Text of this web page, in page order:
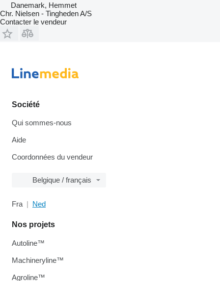
Danemark, Hemmet
Chr. Nielsen - Tingheden A/S
Contacter le vendeur
Société
Qui sommes-nous
Aide
Coordonnées du vendeur
Belgique / français
Fra Ned
Nos projets
Autoline™
Machineryline™
Agroline™